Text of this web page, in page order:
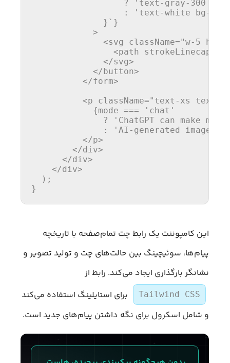
                  ? '
text-gray-300
:
' text-white
bg-
              }`}
            >
<svg className="w-5 h-5"
<path strokeLinecap
</svg>
</ button>
</form>
<p className="text-xs text-
            {mode === 'chat'
? 'ChatGPT can make
: 'AI-generated images
</p>
</div>
</div>
</div>
  );
}
این کامپوننت یک رابط چت تمام‌صفحه با تاریخچه
پیام‌ها، سوئیچینگ بین حالت‌های چت و تولید تصویر و
نشانگر بارگذاری ایجاد می‌کند. رابط از
Tailwind CSS
برای استایلینگ استفاده می‌کند
و شامل اسکرول برای نگه داشتن پیام‌های جدید است.